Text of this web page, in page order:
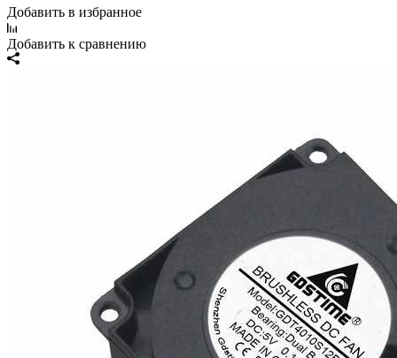
Добавить в избранное
Добавить к сравнению